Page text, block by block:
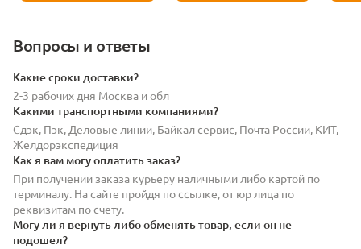
Вопросы и ответы
Какие сроки доставки?
2-3 рабочих дня Москва и обл
Какими транспортными компаниями?
Сдэк, Пэк, Деловые линии, Байкал сервис, Почта России, КИТ,
Желдорэкспедиция
Как я вам могу оплатить заказ?
При получении заказа курьеру наличными либо картой по
терминалу. На сайте пройдя по ссылке, от юр лица по
реквизитам по счету.
Могу ли я вернуть либо обменять товар, если он не
подошел?